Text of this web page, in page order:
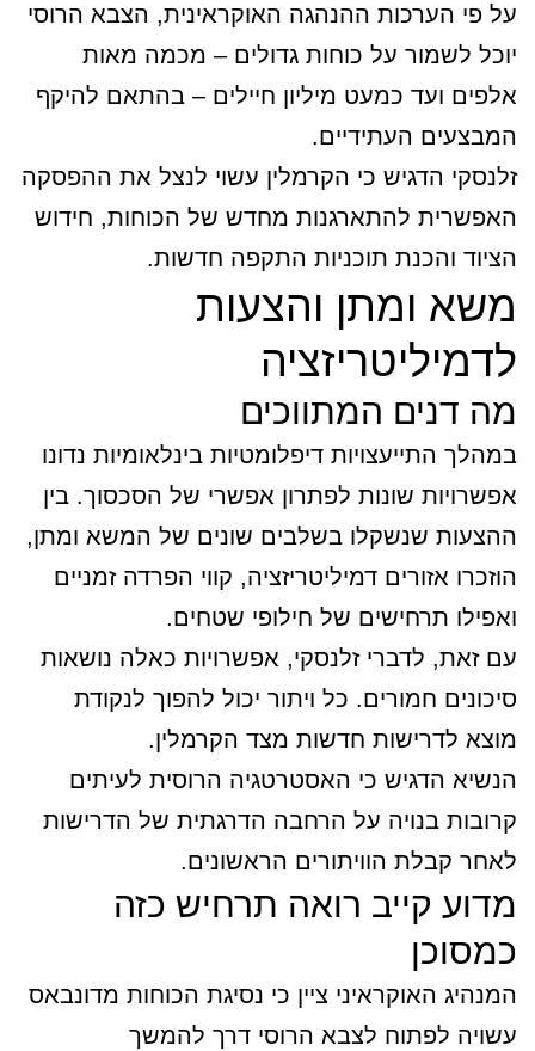
על פי הערכות ההנהגה האוקראינית, הצבא הרוסי
יוכל לשמור על כוחות גדולים – מכמה מאות
אלפים ועד כמעט מיליון חיילים – בהתאם להיקף
המבצעים העתידיים.
זלנסקי הדגיש כי הקרמלין עשוי לנצל את ההפסקה
האפשרית להתארגנות מחדש של הכוחות, חידוש
הציוד והכנת תוכניות התקפה חדשות.
משא ומתן והצעות
לדמיליטריזציה
מה דנים המתווכים
במהלך התייעצויות דיפלומטיות בינלאומיות נדונו
אפשרויות שונות לפתרון אפשרי של הסכסוך. בין
ההצעות שנשקלו בשלבים שונים של המשא ומתן,
הוזכרו אזורים דמיליטריזציה, קווי הפרדה זמניים
ואפילו תרחישים של חילופי שטחים.
עם זאת, לדברי זלנסקי, אפשרויות כאלה נושאות
סיכונים חמורים. כל ויתור יכול להפוך לנקודת
מוצא לדרישות חדשות מצד הקרמלין.
הנשיא הדגיש כי האסטרטגיה הרוסית לעיתים
קרובות בנויה על הרחבה הדרגתית של הדרישות
לאחר קבלת הוויתורים הראשונים.
מדוע קייב רואה תרחיש כזה
כמסוכן
המנהיג האוקראיני ציין כי נסיגת הכוחות מדונבאס
עשויה לפתוח לצבא הרוסי דרך להמשך